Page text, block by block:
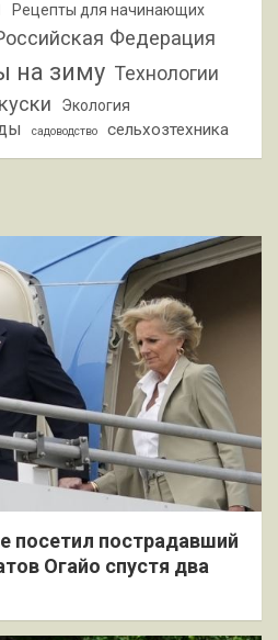
Рецепты для начинающих
Федерация
на зиму Технологии
Экология
садоводство сельхозтехника
посетил пострадавший
Огайо спустя два